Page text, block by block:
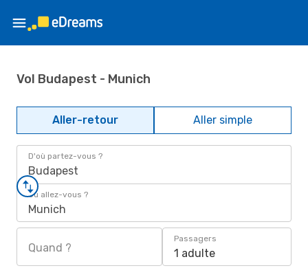
Vol Budapest - Munich
Aller-retour Aller simple
D'où partez-vous ?
Budapest
Où allez-vous ?
Munich
Quand ?
Passagers
1 adulte